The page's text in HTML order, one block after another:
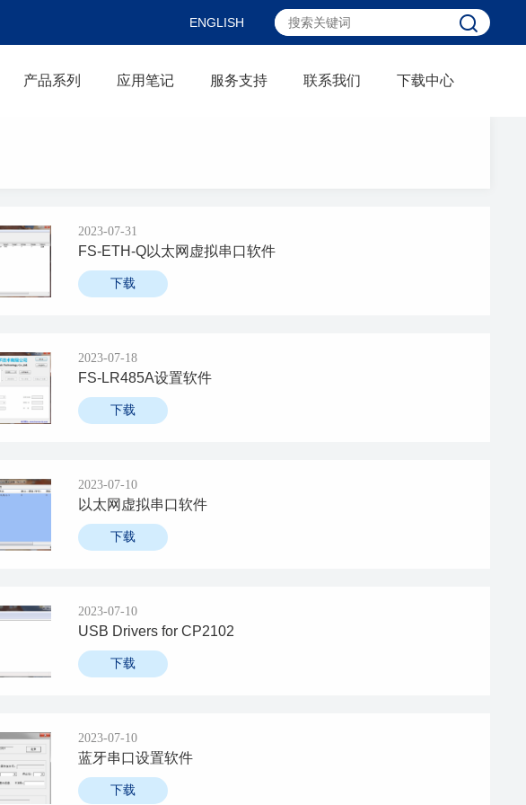
ENGLISH
产品系列 应用笔记 服务支持 联系我们 下载中心
2023-07-31
FS-ETH-Q以太网虚拟串口软件
下载
2023-07-18
FS-LR485A设置软件
下载
2023-07-10
以太网虚拟串口软件
下载
2023-07-10
USB Drivers for CP2102
下载
2023-07-10
蓝牙串口设置软件
下载